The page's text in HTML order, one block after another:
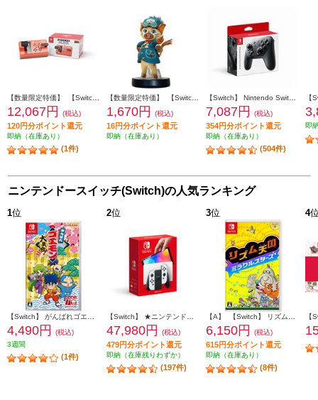
12,067円 (税込)
120円分ポイント還元
即納（在庫あり）
(1件)
1,670円 (税込)
16円分ポイント還元
即納（在庫あり）
7,087円 (税込)
354円分ポイント還元
即納（在庫あり）
(504件)
即
ニンテンドースイッチ(Switch)の人気ランキング
1位
4,490円
(税込)
3週間
(1件)
2位
47,980円 (税込)
479円分ポイント還元
即納（在庫残りわずか）
(197件)
3位
6,150円 (税込)
615円分ポイント還元
即納（在庫あり）
(8件)
4